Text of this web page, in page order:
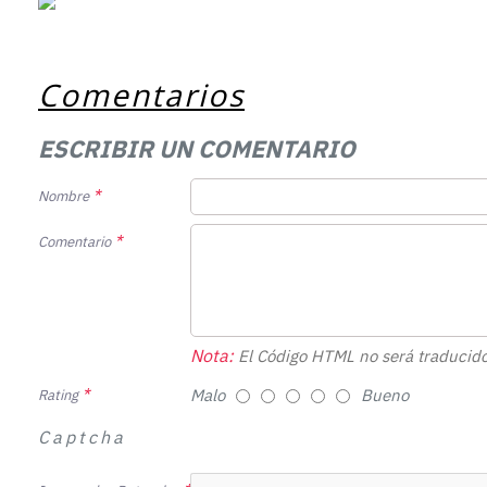
Comentarios
ESCRIBIR UN COMENTARIO
Nombre
Comentario
Nota:El Código HTML no será
Rating Malo Bueno
Captcha